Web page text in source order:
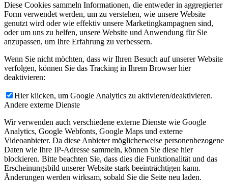
Diese Cookies sammeln Informationen, die entweder in aggregierter
Form verwendet werden, um zu verstehen, wie unsere Website
genutzt wird oder wie effektiv unsere Marketingkampagnen sind,
oder um uns zu helfen, unsere Website und Anwendung für Sie
anzupassen, um Ihre Erfahrung zu verbessern.
Wenn Sie nicht möchten, dass wir Ihren Besuch auf unserer Website
verfolgen, können Sie das Tracking in Ihrem Browser hier
deaktivieren:
Hier klicken, um Google Analytics zu aktivieren/deaktivieren.
Andere externe Dienste
Wir verwenden auch verschiedene externe Dienste wie Google
Analytics, Google Webfonts, Google Maps und externe
Videoanbieter. Da diese Anbieter möglicherweise personenbezogene
Daten wie Ihre IP-Adresse sammeln, können Sie diese hier
blockieren. Bitte beachten Sie, dass dies die Funktionalität und das
Erscheinungsbild unserer Website stark beeinträchtigen kann.
Änderungen werden wirksam, sobald Sie die Seite neu laden.